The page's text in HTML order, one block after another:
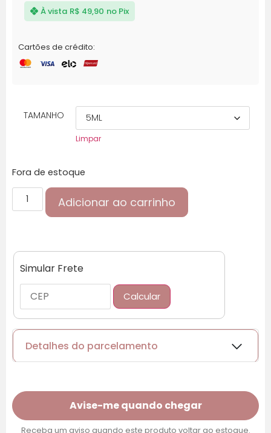
À vista R$ 49,90 no Pix
Cartões de crédito:
TAMANHO
Limpar
Fora de estoque
Adicionar ao carrinho
Simular Frete
Calcular
Detalhes do parcelamento
Avise-me quando chegar
Receba um aviso quando este produto voltar ao estoque.